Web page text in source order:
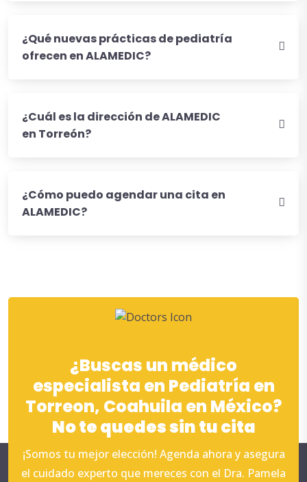
¿Qué nuevas prácticas de pediatría
ofrecen en ALAMEDIC?
¿Cuál es la dirección de ALAMEDIC
en Torreón?
¿Cómo puedo agendar una cita en
ALAMEDIC?
¿Buscas un médico
especialista en Pediatría en
Torreon, Coahuila en México?
No te quedes sin tu cita
¡Somos tu mejor elección! Agenda ahora y asegura
el cuidado experto que mereces con el Dra. Pamela